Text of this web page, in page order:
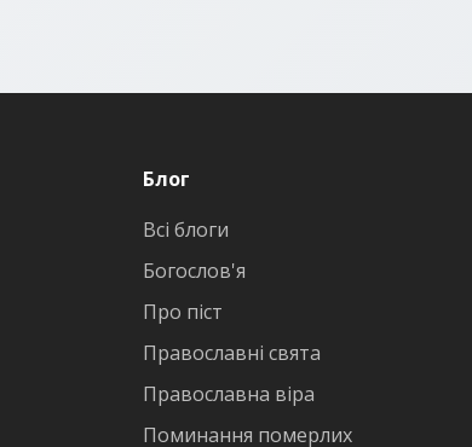
Блог
Всі блоги
Богослов'я
Про піст
Православні свята
Православна віра
Поминання померлих